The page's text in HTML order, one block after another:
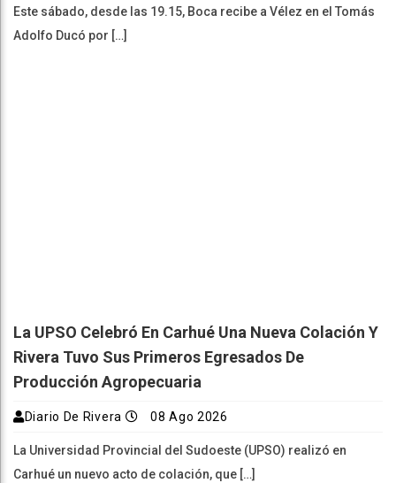
Este sábado, desde las 19.15, Boca recibe a Vélez en el Tomás
Adolfo Ducó por […]
La UPSO Celebró En Carhué Una Nueva Colación Y
Rivera Tuvo Sus Primeros Egresados De
Producción Agropecuaria
Diario De Rivera 08 Ago 2026
La Universidad Provincial del Sudoeste (UPSO) realizó en
Carhué un nuevo acto de colación, que […]